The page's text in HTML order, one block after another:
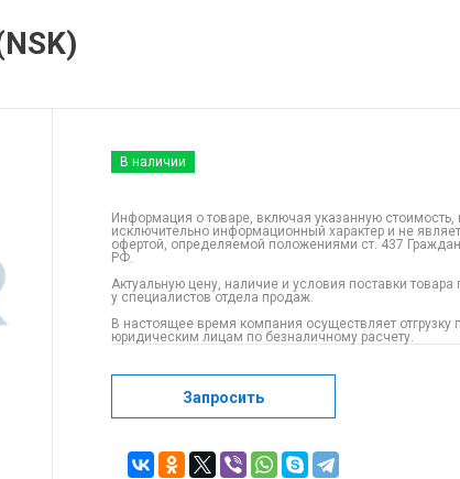
В наличии
Информация о товаре, включая указанную стоимость,
исключительно информационный характер и не
офертой, определяемой положениями ст. 437
РФ.
Актуальную цену, наличие и условия поставки товара
у специалистов отдела продаж.
В настоящее время компания осуществляет отгрузку
юридическим лицам по безналичному расчету.
Запросить